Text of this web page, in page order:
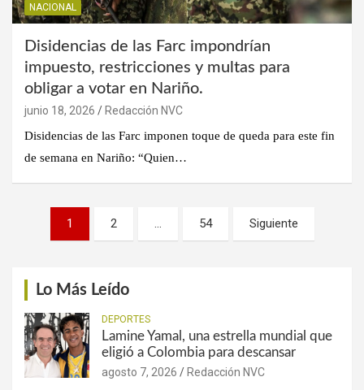
NACIONAL
Disidencias de las Farc impondrían
impuesto, restricciones y multas para
obligar a votar en Nariño.
junio 18, 2026
Redacción NVC
Disidencias de las Farc imponen toque de queda para este fin
de semana en Nariño: “Quien…
Paginación
1 2 … 54 Siguiente
Lo Más Leído
DEPORTES
Lamine Yamal, una estrella mundial que
eligió a Colombia para descansar
agosto 7, 2026 Redacción NVC